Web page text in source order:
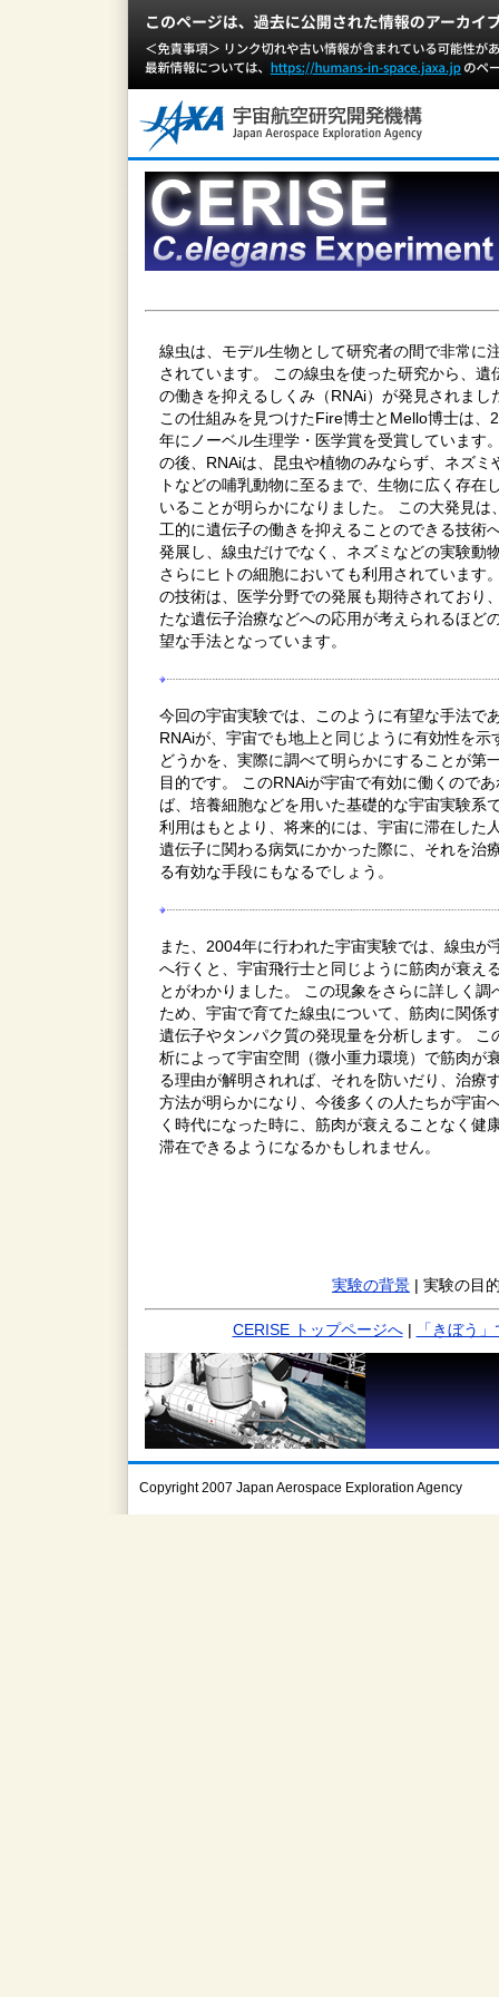
線虫は、モデル生物として研究者の間で非常に
されています。 この線虫を使った研究から、遺
の働きを抑えるしくみ（RNAi）が発見されまし
この仕組みを見つけたFire博士とMello博士は、
年にノーベル生理学・医学賞を受賞しています
の後、RNAiは、昆虫や植物のみならず、ネズミ
トなどの哺乳動物に至るまで、生物に広く存在
いることが明らかになりました。 この大発見は
工的に遺伝子の働きを抑えることのできる技術
発展し、線虫だけでなく、ネズミなどの実験動
さらにヒトの細胞においても利用されています
の技術は、医学分野での発展も期待されており
たな遺伝子治療などへの応用が考えられるほど
望な手法となっています。
今回の宇宙実験では、このように有望な手法で
RNAiが、宇宙でも地上と同じように有効性を示
どうかを、実際に調べて明らかにすることが第
目的です。 このRNAiが宇宙で有効に働くのであ
ば、培養細胞などを用いた基礎的な宇宙実験系
利用はもとより、将来的には、宇宙に滞在した
遺伝子に関わる病気にかかった際に、それを治
る有効な手段にもなるでしょう。
また、2004年に行われた宇宙実験では、線虫が
へ行くと、宇宙飛行士と同じように筋肉が衰え
とがわかりました。 この現象をさらに詳しく調
ため、宇宙で育てた線虫について、筋肉に関係
遺伝子やタンパク質の発現量を分析します。 こ
析によって宇宙空間（微小重力環境）で筋肉が
る理由が解明されれば、それを防いだり、治療
方法が明らかになり、今後多くの人たちが宇宙
く時代になった時に、筋肉が衰えることなく健
滞在できるようになるかもしれません。
実験の背景 | 実験の目
CERISE トップページへ| 「きぼう
Copyright 2007 Japan Aerospace Exploration Agency